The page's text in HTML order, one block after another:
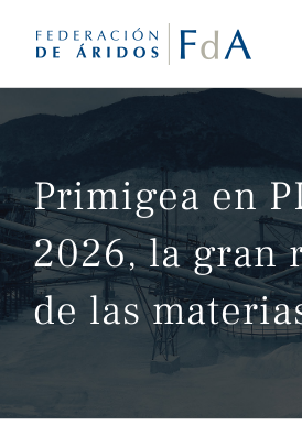
Primigea en
2026, la gran
de las